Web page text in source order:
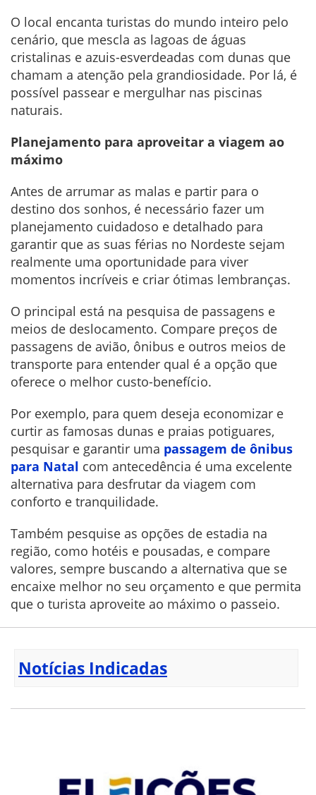
O local encanta turistas do mundo inteiro pelo
cenário, que mescla as lagoas de águas
cristalinas e azuis-esverdeadas com dunas que
chamam a atenção pela grandiosidade. Por lá, é
possível passear e mergulhar nas piscinas
naturais.
Planejamento para aproveitar a viagem ao
máximo
Antes de arrumar as malas e partir para o
destino dos sonhos, é necessário fazer um
planejamento cuidadoso e detalhado para
garantir que as suas férias no Nordeste sejam
realmente uma oportunidade para viver
momentos incríveis e criar ótimas lembranças.
O principal está na pesquisa de passagens e
meios de deslocamento. Compare preços de
passagens de avião, ônibus e outros meios de
transporte para entender qual é a opção que
oferece o melhor custo-benefício.
Por exemplo, para quem deseja economizar e
curtir as famosas dunas e praias potiguares,
pesquisar e garantir uma passagem de ônibus
para Natal com antecedência é uma excelente
alternativa para desfrutar da viagem com
conforto e tranquilidade.
Também pesquise as opções de estadia na
região, como hotéis e pousadas, e compare
valores, sempre buscando a alternativa que se
encaixe melhor no seu orçamento e que permita
que o turista aproveite ao máximo o passeio.
Notícias Indicadas